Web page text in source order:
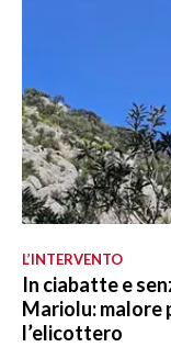
L’INTERVENTO
In ciabatte e
Mariolu: malore
l’elicottero